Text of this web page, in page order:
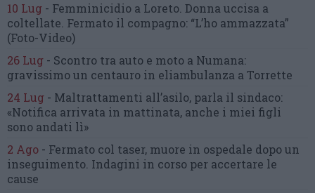
10 Lug - Femminicidio a Loreto. Donna uccisa a
coltellate. Fermato il compagno: “L’ho ammazzata”
(Foto-Video)
26 Lug - Scontro tra auto e moto a Numana:
gravissimo un centauro in eliambulanza a Torrette
24 Lug - Maltrattamenti all’asilo, parla il sindaco:
«Notifica arrivata in mattinata, anche i miei figli
sono andati lì»
2 Ago - Fermato col taser, muore in ospedale dopo un
inseguimento. Indagini in corso per accertare le
cause